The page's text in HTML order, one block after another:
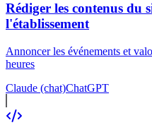
Rédiger les contenus du
l'établissement
Annoncer les événements et
heures
Claude (chat)ChatGPT